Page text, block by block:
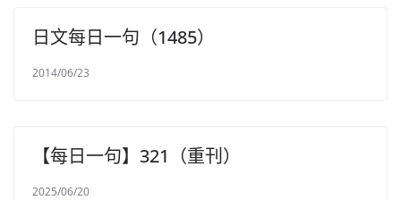
日文每日一句（1485）
2014/06/23
【每日一句】321（重刊）
2025/06/20